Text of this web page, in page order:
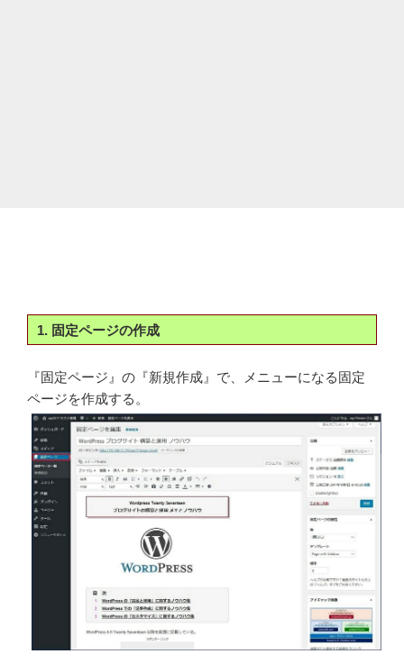
1. 固定ページの作成
『固定ページ』の『新規作成』で、メニューになる固定
ページを作成する。